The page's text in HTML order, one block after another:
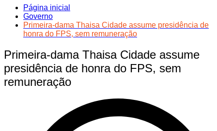
Página inicial
Governo
Primeira-dama Thaisa Cidade assume presidência de
honra do FPS, sem remuneração
Primeira-dama Thaisa Cidade assume
presidência de honra do FPS, sem
remuneração